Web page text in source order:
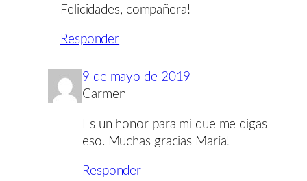
Felicidades, compañera!
Responder
9 de mayo de 2019
Carmen
Es un honor para mi que me digas
eso. Muchas gracias María!
Responder